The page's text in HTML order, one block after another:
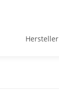
Hersteller